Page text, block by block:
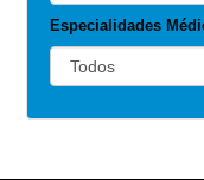
Especialidades